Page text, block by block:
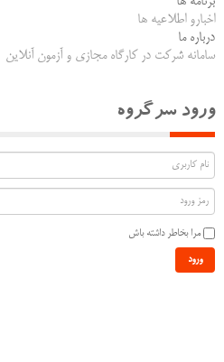
اخبارو اطلاعیه ها
درباره ما
سامانه شرکت در کارگاه مجازی و آزمون آنلاین
ورود سرگروه
مرا بخاطر داشته باش
ورود